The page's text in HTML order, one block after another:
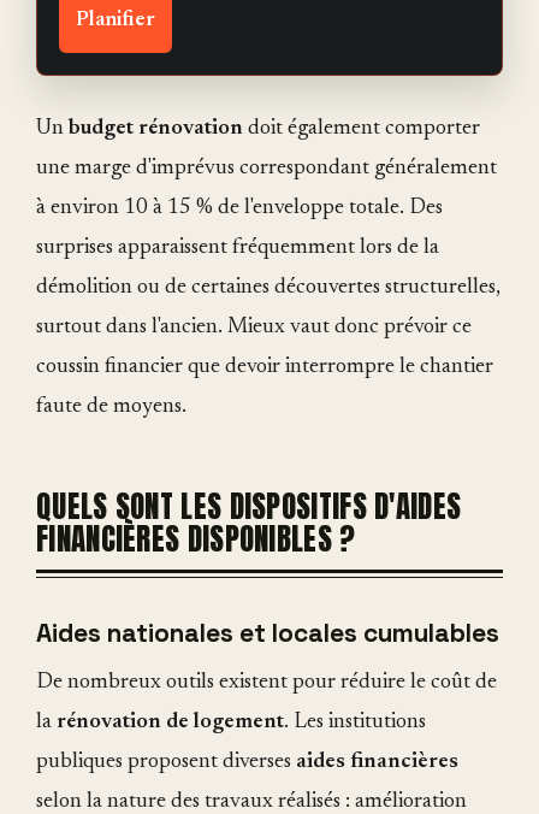
Planifier
Un budget rénovation doit également comporter
une marge d'imprévus correspondant généralement
à environ 10 à 15 % de l'enveloppe totale. Des
surprises apparaissent fréquemment lors de la
démolition ou de certaines découvertes structurelles,
surtout dans l'ancien. Mieux vaut donc prévoir ce
coussin financier que devoir interrompre le chantier
faute de moyens.
QUELS SONT LES DISPOSITIFS D'AIDES
FINANCIÈRES DISPONIBLES ?
Aides nationales et locales cumulables
De nombreux outils existent pour réduire le coût de
la rénovation de logement. Les institutions
publiques proposent diverses aides financières
selon la nature des travaux réalisés : amélioration